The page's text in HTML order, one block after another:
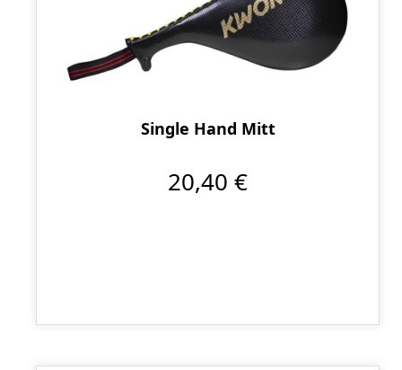
Single Hand Mitt
20,40 €